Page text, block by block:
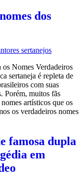
dos
Nomes Verdadeiros
sertaneja é repleta de
com suas
Porém, muitos fãs
artísticos que os
os verdadeiros nomes
famosa dupla
em